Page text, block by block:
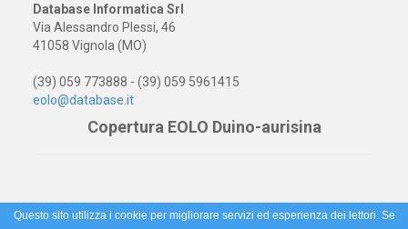
Database Informatica Srl
Via Alessandro Plessi, 46
41058 Vignola (MO)
(39) 059 773888 - (39) 059 5961415
eolo@database.it
Copertura EOLO Duino-aurisina
Questo sito utilizza i cookie per migliorare servizi ed esperienza dei lettori. Se